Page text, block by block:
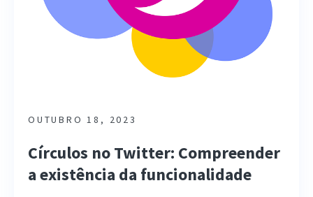
OUTUBRO 18, 2023
Círculos no Twitter: Compreender
a existência da funcionalidade